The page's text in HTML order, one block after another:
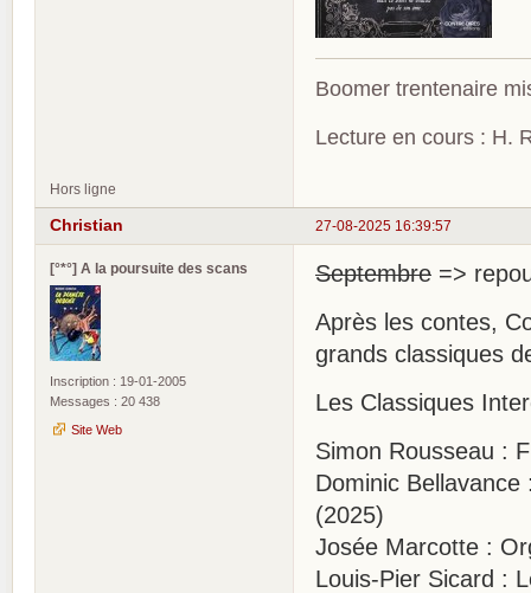
Boomer trentenaire
Lecture en cours : H.
Hors ligne
27-08-2025 16:39:57
Christian
[°*°] A la poursuite des scans
Inscription : 19-01-2005
Messages : 20 438
Site Web
Septembre =>
Après les contes,
grands classiques
Les Classiques
Simon Rousseau :
Dominic
(2025)
Josée Marcotte :
Louis-Pier Sicard :